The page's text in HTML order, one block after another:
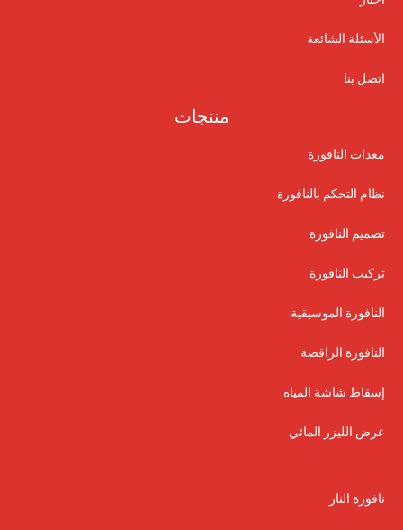
الأسئلة الشائعة
اتصل بنا
منتجات
معدات النافورة
نظام التحكم بالنافورة
تصميم النافورة
تركيب النافورة
النافورة الموسيقية
النافورة الراقصة
إسقاط شاشة المياه
عرض الليزر المائي
نافورة النار